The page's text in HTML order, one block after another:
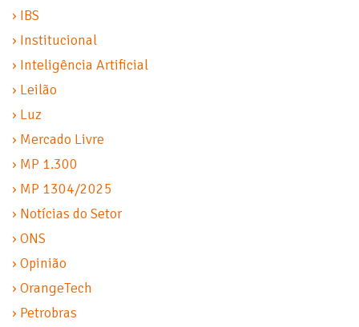
› IBS
› Institucional
› Inteligência Artificial
› Leilão
› Luz
› Mercado Livre
› MP 1.300
› MP 1304/2025
› Notícias do Setor
› ONS
› Opinião
› OrangeTech
› Petrobras